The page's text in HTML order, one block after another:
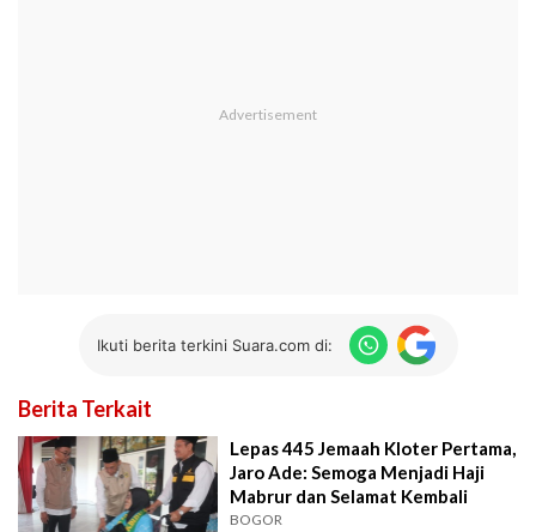
Ikuti berita terkini Suara.com di:
Berita Terkait
Lepas 445 Jemaah Kloter Pertama,
Jaro Ade: Semoga Menjadi Haji
Mabrur dan Selamat Kembali
BOGOR